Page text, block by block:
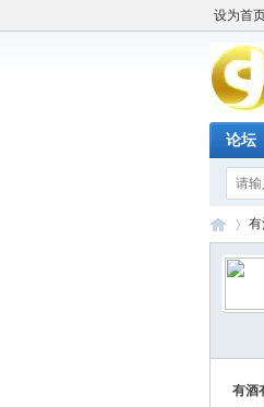
设为首
论坛
›
有酒